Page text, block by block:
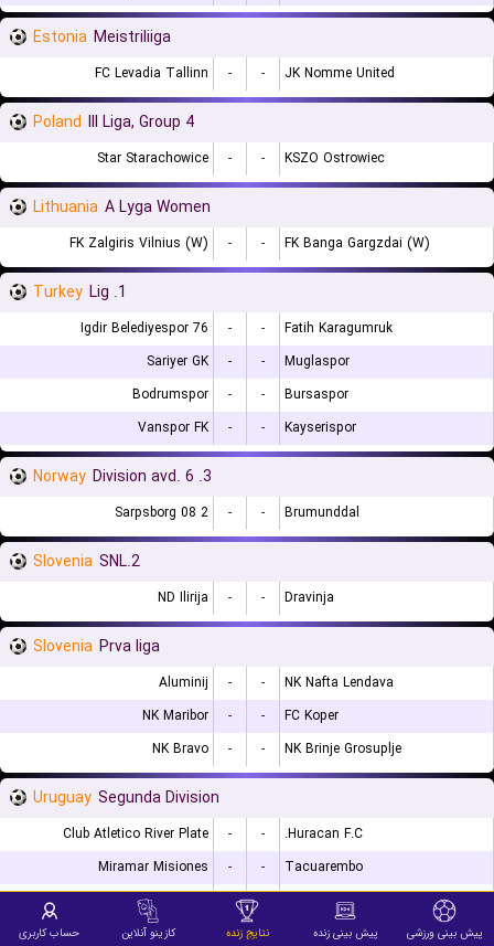
Estonia Meistriliiga
FC Levadia Tallinn - - JK Nomme United
Poland III Liga, Group 4
Star Starachowice - - KSZO Ostrowiec
Lithuania A Lyga Women
FK Zalgiris Vilnius (W) - - FK Banga Gargzdai (W)
Turkey 1. Lig
76 Igdir Belediyespor - -
Fatih Karagumruk
Sariyer GK
- -
Muglaspor
Bodrumspor
- -
Bursaspor
Vanspor FK
- - Kayserispor
Norway 3. Division avd. 6
Sarpsborg 08 2 - - Brumunddal
Slovenia 2.SNL
ND Ilirija - - Dravinja
Slovenia Prva liga
Aluminij - -
NK Nafta Lendava
NK Maribor
- -
FC Koper
NK Bravo
- - NK Brinje Grosuplje
Uruguay Segunda Division
Club Atletico River Plate - -
Huracan F.C.
Miramar Misiones
- -
Tacuarembo
Club Oriental
پیش بینی ورزشی پیش بینی زنده نتایج زنده کازینو آنلاین حساب کاربری